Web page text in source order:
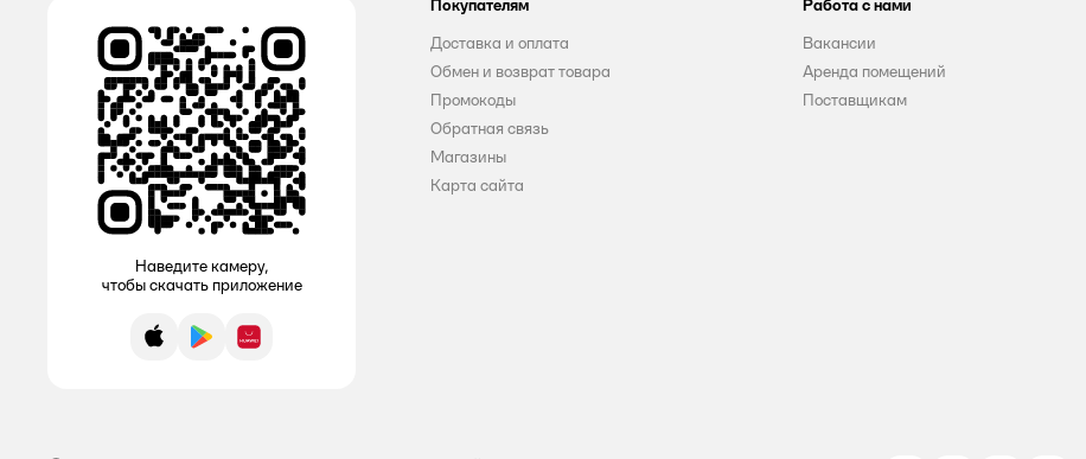
Air Wick
Alabino Lab
Amelie
Amore Care
AOS
Наведите камеру,
чтобы скачать приложение
App StoreGoogle PlayAppGallery
Покупателям
Доставка и оплата
Обмен и возврат товара
Промокоды
Обратная связь
Магазины
Карта сайта
Работа с нами
Вакансии
Аренда помещений
Поставщикам